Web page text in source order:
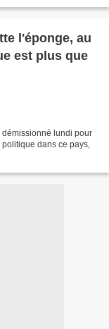
l'éponge, au
est plus que
démissionné lundi pour
dans ce pays,